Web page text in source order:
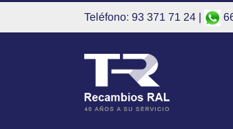
Saltar
contenido
Teléfono: 93 371 71 24 |